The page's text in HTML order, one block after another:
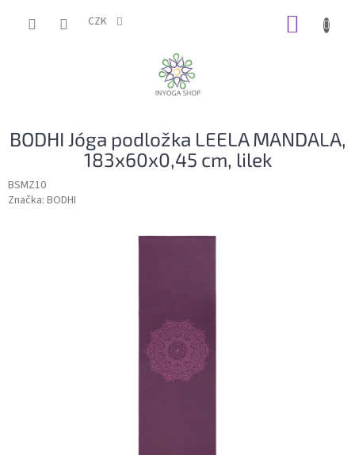
CZK
BODHI Jóga podložka LEELA MANDALA,
183x60x0,45 cm, lilek
BSMZ10
Značka: BODHI